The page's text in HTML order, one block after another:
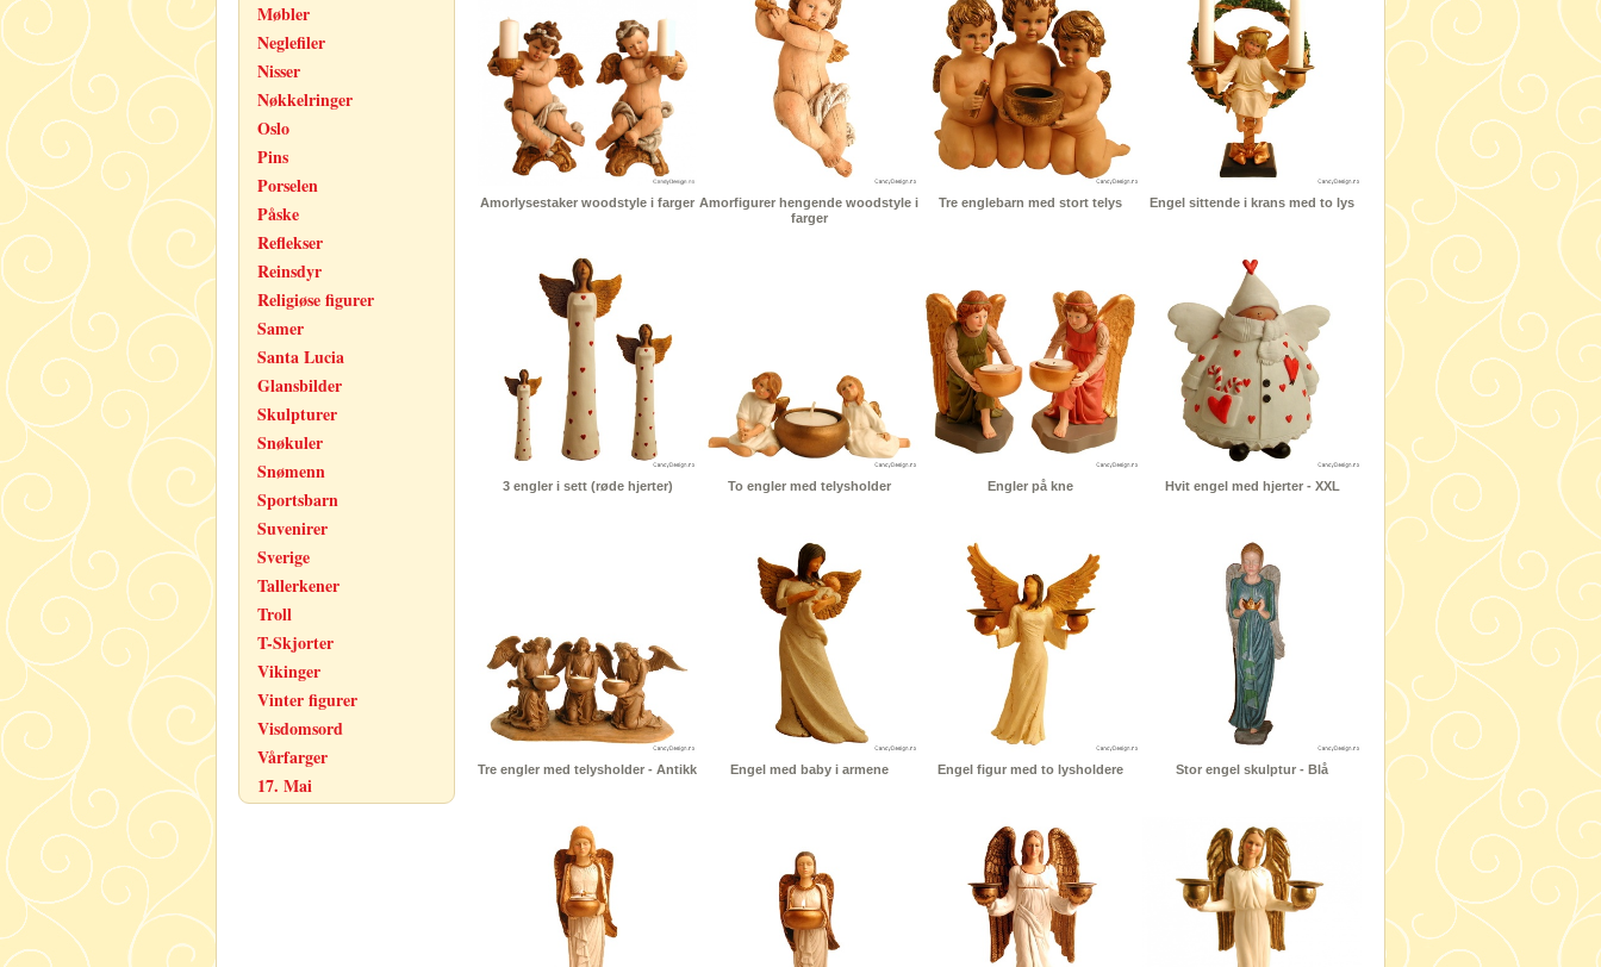
Møbler
Neglefiler
Nisser
Nøkkelringer
Oslo
Pins
Porselen
Påske
Reflekser
Reinsdyr
Religiøse figurer
Samer
Santa Lucia
Glansbilder
Skulpturer
Snøkuler
Snømenn
Sportsbarn
Suvenirer
Sverige
Tallerkener
Troll
T-Skjorter
Vikinger
Vinter figurer
Visdomsord
Vårfarger
17. Mai
Amorlysestaker woodstyle i farger Amorfigurer hengende woodstyle i
farger
Tre englebarn med stort telys Engel sittende i krans med to lys
3 engler i sett (røde hjerter) To engler med telysholder Engler på kne Hvit engel med hjerter - XXL
Tre engler med telysholder - Antikk Engel med baby i armene Engel figur med to lysholdere Stor engel skulptur - Blå